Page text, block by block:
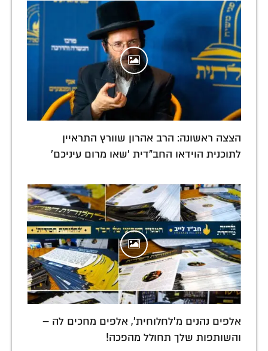
הצצה ראשונה: הרב אהרון שוורץ התראיין
לתוכנית הוידאו החב"דית 'שאו מרום עיניכם'
אלפים נהנים מ'לחלוחית', אלפים מחכים לה –
והשותפות שלך תחולל מהפכה!